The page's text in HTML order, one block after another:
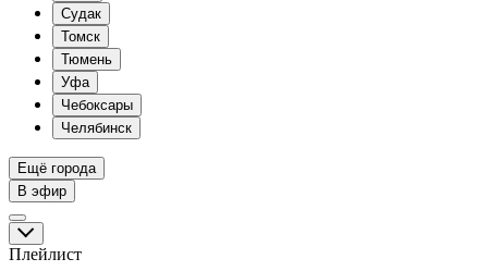
Судак
Томск
Тюмень
Уфа
Чебоксары
Челябинск
Ещё города
В эфир
Плейлист